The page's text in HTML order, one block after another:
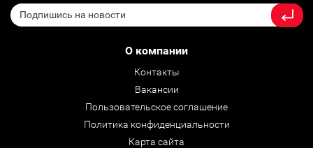
О компании
Контакты
Вакансии
Пользовательское соглашение
Политика конфиденциальности
Карта сайта